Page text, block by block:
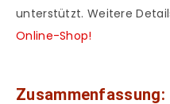
unterstützt. Weitere
Online-Shop!
Zusammenfassung: